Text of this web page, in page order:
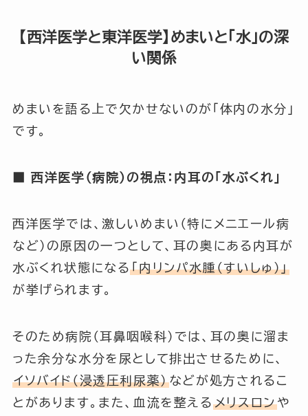
【西洋医学と東洋医学】めまいと「水」の深
い関係
めまいを語る上で欠かせないのが「体内の水分」
です。
■ 西洋医学（病院）の視点：内耳の「水ぶくれ」
西洋医学では、激しいめまい（特にメニエール病
など）の原因の一つとして、耳の奥にある内耳が
水ぶくれ状態になる「内リンパ水腫（すいしゅ）」
が挙げられます。
そのため病院（耳鼻咽喉科）では、耳の奥に溜ま
った余分な水分を尿として排出させるために、
イソバイド（浸透圧利尿薬）などが処方されるこ
とがあります。また、血流を整える メリスロンや